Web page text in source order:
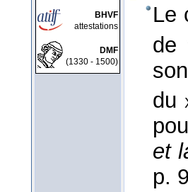
BHVF
attestations
DMF
(1330 - 1500)
Le
de
du
et
p.